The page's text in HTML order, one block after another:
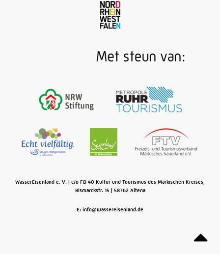
WasserEisenland e. V.
c/o FD 40 Kultur und Tourismus des Märkischen Kreises,
Bismarckstr. 15
58762 Altena
E: info@wassereisenland.de